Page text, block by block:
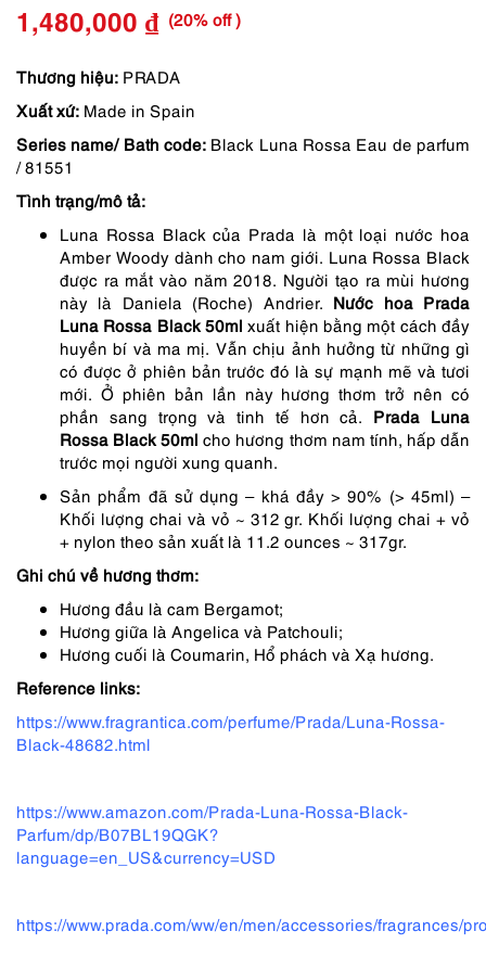
Giá
gốc
là:
1,850,000 ₫.
1,480,000 ₫
Giá
hiện
tại
là:
(20% off )
Thương hiệu: PRADA
Xuất xứ: Made in Spain
Series name/ Bath code: Black Luna Rossa Eau de parfum
/ 81551
Tình trạng/mô tả:
Luna Rossa Black của Prada là một loại nước hoa
Amber Woody dành cho nam giới. Luna Rossa Black
được ra mắt vào năm 2018. Người tạo ra mùi hương
này là Daniela (Roche) Andrier. Nước hoa Prada
Luna Rossa Black 50mlxuất hiện bằng một cách đầy
huyền bí và ma mị. Vẫn chịu ảnh hưởng từ những gì
có được ở phiên bản trước đó là sự mạnh mẽ và tươi
mới. Ở phiên bản lần này hương thơm trở nên có
phần sang trọng và tinh tế hơn cả. Prada Luna
Rossa Black 50ml cho hương thơm nam tính, hấp dẫn
trước mọi người xung quanh.
Sản phẩm đã sử dụng – khá đầy > 90% (> 45ml) –
Khối lượng chai và vỏ ~ 312 gr. Khối lượng chai + vỏ
+ nylon theo sản xuất là 11.2 ounces ~ 317gr.
Ghi chú về hương thơm:
Hương đầu là cam Bergamot;
Hương giữa là Angelica và Patchouli;
Hương cuối là Coumarin, Hổ phách và Xạ hương.
Reference links:
https://www.fragrantica.com/perfume/Prada/Luna-Rossa-
Black-48682.html
https://www.amazon.com/Prada-Luna-Rossa-Black-
Parfum/dp/B07BL19QGK?
language=en_US&currency=USD
https://www.prada.com/ww/en/men/accessories/fragrances/